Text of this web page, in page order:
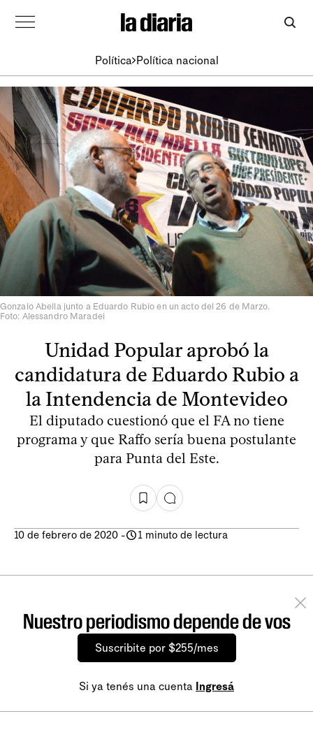
Política Política nacional
Gonzalo Abella junto a Eduardo Rubio en un acto del 26 de Marzo.
Foto: Alessandro Maradei
Unidad Popular aprobó la
candidatura de Eduardo Rubio a
la Intendencia de Montevideo
El diputado cuestionó que el FA no tiene
programa y que Raffo sería buena postulante
para Punta del Este.
10 de febrero de 2020 - 1 minuto de lectura
Nuestro periodismo depende de vos
Suscribite por $255/mes
Si ya tenés una cuenta Ingresá